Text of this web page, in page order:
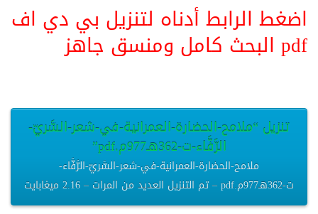
اضغط الرابط أدناه لتنزيل بي دي اف
pdf البحث كامل ومنسق جاهز
تنزيل “ملامح-الحضارة-العمرانية-في-شعر-السَّريّ-
الرَّفَّاء-ت-362هـ977م.pdf”
ملامح-الحضارة-العمرانية-في-شعر-السَّريّ-الرَّفَّاء-
ت-362هـ977م.pdf – تم التنزيل العديد من المرات – 2.16 ميغابايت